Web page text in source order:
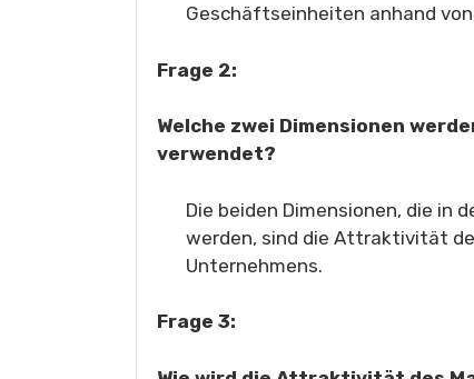
Geschäftseinheiten anhand
Frage 2:
Welche zwei Dimensionen
verwendet?
Die beiden Dimensionen, die in
werden, sind die Attraktivität
Unternehmens.
Frage 3: